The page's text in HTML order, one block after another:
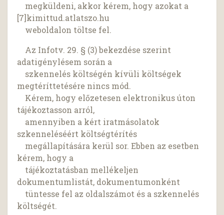
megküldeni, akkor kérem, hogy azokat a
[7]kimittud.atlatszo.hu
weboldalon töltse fel.
Az Infotv. 29. § (3) bekezdése szerint
adatigénylésem során a
szkennelés költségén kívüli költségek
megtéríttetésére nincs mód.
Kérem, hogy előzetesen elektronikus úton
tájékoztasson arról,
amennyiben a kért iratmásolatok
szkenneléséért költségtérítés
megállapítására kerül sor. Ebben az esetben
kérem, hogy a
tájékoztatásban mellékeljen
dokumentumlistát, dokumentumonként
tüntesse fel az oldalszámot és a szkennelés
költségét.